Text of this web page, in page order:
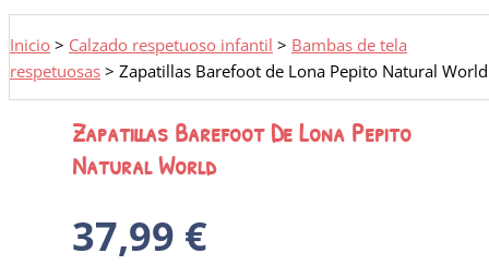
Inicio > Calzado respetuoso infantil > Bambas de tela
respetuosas > Zapatillas Barefoot de Lona Pepito Natural World
Zapatillas Barefoot De Lona Pepito
Natural World
37,99 €